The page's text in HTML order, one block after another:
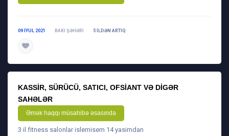
09 IYUL 2021 BAKI ŞƏHƏRI 5 ILDƏN ARTIQ
KASSIR, SÜRÜCÜ, SATICI, OFSIANT VƏ DIGƏR
SAHƏLƏR
Əmək haqqı müsahibə əsasında
3 il fitness salonlar islemisem 14 yasimdan